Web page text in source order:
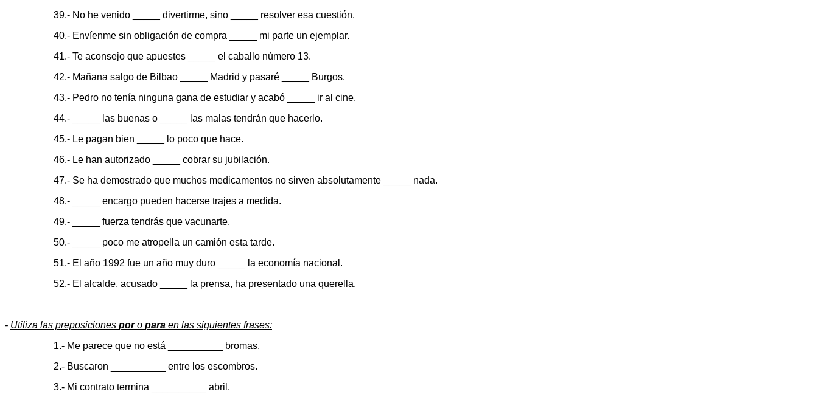
39.- No he venido _____ divertirme, sino _____ resolver esa cuestión.
40.- Envíenme sin obligación de compra _____ mi parte un ejemplar.
41.- Te aconsejo que apuestes _____ el caballo número 13.
42.- Mañana salgo de Bilbao _____ Madrid y pasaré _____ Burgos.
43.- Pedro no tenía ninguna gana de estudiar y acabó _____ ir al cine.
44.- _____ las buenas o _____ las malas tendrán que hacerlo.
45.- Le pagan bien _____ lo poco que hace.
46.- Le han autorizado _____ cobrar su jubilación.
47.- Se ha demostrado que muchos medicamentos no sirven absolutamente _____ nada.
48.- _____ encargo pueden hacerse trajes a medida.
49.- _____ fuerza tendrás que vacunarte.
50.- _____ poco me atropella un camión esta tarde.
51.- El año 1992 fue un año muy duro _____ la economía nacional.
52.- El alcalde, acusado _____ la prensa, ha presentado una querella.
- Utiliza las preposiciones poro para en las siguientes frases:
1.- Me parece que no está __________ bromas.
2.- Buscaron __________ entre los escombros.
3.- Mi contrato termina __________ abril.